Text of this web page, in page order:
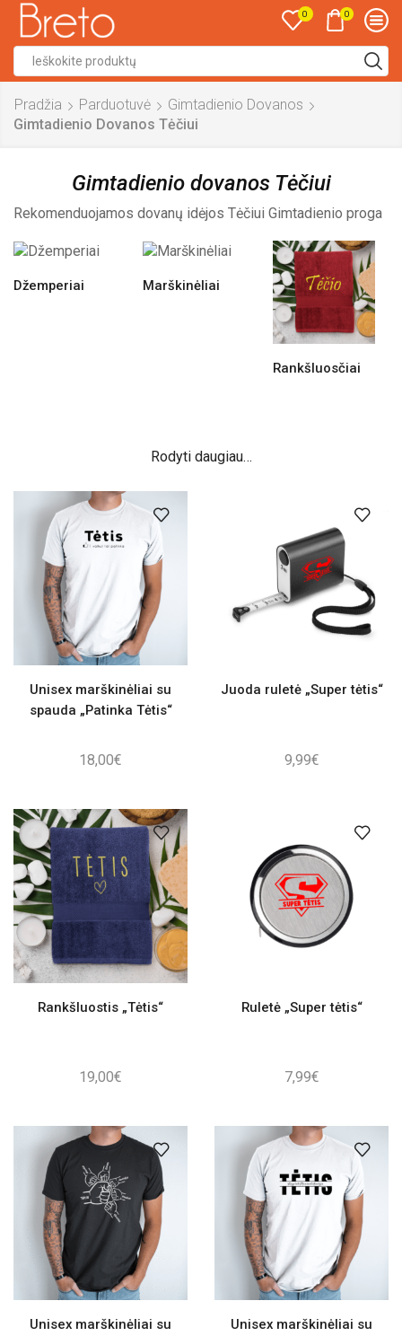
0 0
Pradžia Parduotuvė
Gimtadienio Dovanos
Gimtadienio Dovanos Tėčiui
Gimtadienio dovanos Tėčiui
Rekomenduojamos dovanų idėjos Tėčiui Gimtadienio proga
Džemperiai Marškinėliai
Rankšluosčiai
Rodyti daugiau…
Unisex marškinėliai su
spauda „Patinka Tėtis“
18,00€
Juoda ruletė „Super tėtis“
9,99€
Rankšluostis „Tėtis“
19,00€
Ruletė „Super tėtis“
7,99€
Unisex marškinėliai su
Unisex marškinėliai su